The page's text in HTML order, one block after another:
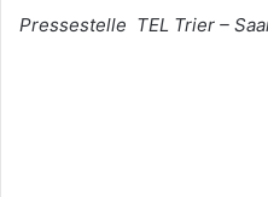
Pressestelle TEL Trier –